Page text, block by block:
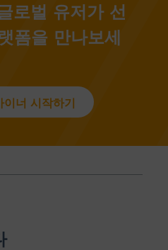
로벌 유저가 선
폼을 만나보세
이너 시작하기